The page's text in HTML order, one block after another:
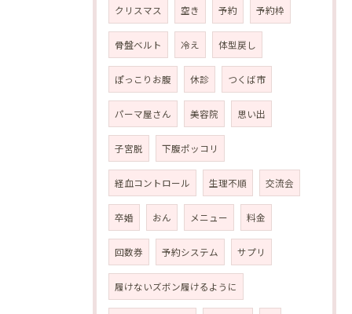
クリスマス 空き 予約 予約枠
骨盤ベルト 冷え 体型戻し
ぽっこりお腹 休診 つくば市
パーマ屋さん 美容院 思い出
子宮脱 下腹ポッコリ
経血コントロール 生理不順 交流会
卒婚 おん メニュー 料金
回数券 予約システム サプリ
履けないズボン履けるように